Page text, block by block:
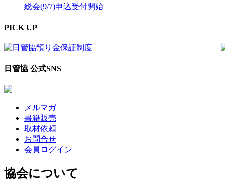
総会(9/7)申込受付開始
PICK UP
日管協 公式SNS
メルマガ
書籍販売
取材依頼
お問合せ
会員ログイン
協会について